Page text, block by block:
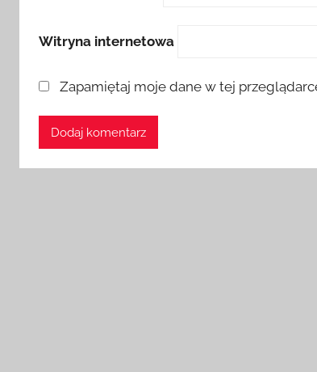
Witryna internetowa
Zapamiętaj moje dane w tej